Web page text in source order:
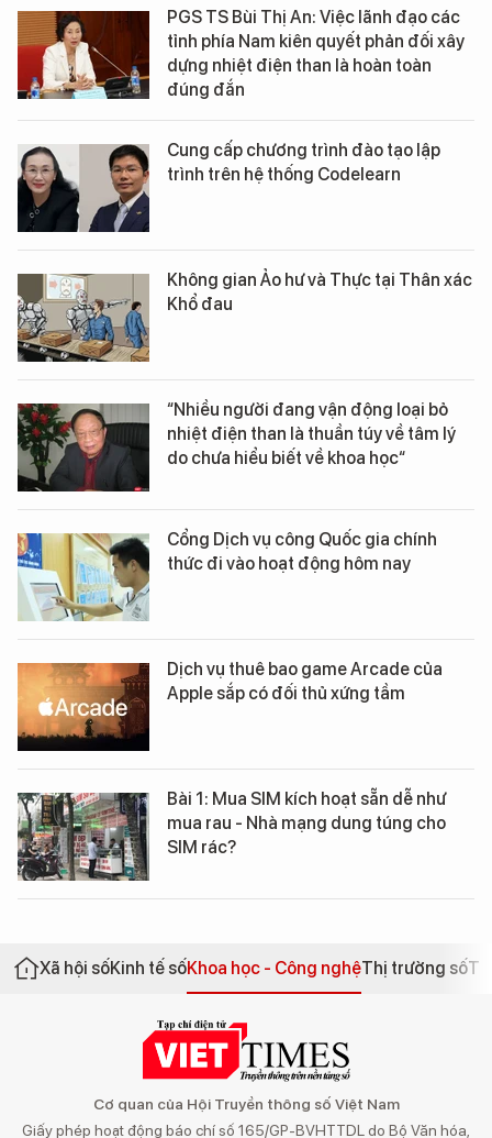
PGS TS Bùi Thị An: Việc lãnh đạo các
tỉnh phía Nam kiên quyết phản đối xây
dựng nhiệt điện than là hoàn toàn
đúng đắn
Cung cấp chương trình đào tạo lập
trình trên hệ thống Codelearn
Không gian Ảo hư và Thực tại Thân xác
Khổ đau
“Nhiều người đang vận động loại bỏ
nhiệt điện than là thuần túy về tâm lý
do chưa hiểu biết về khoa học“
Cổng Dịch vụ công Quốc gia chính
thức đi vào hoạt động hôm nay
Dịch vụ thuê bao game Arcade của
Apple sắp có đối thủ xứng tầm
Bài 1: Mua SIM kích hoạt sẵn dễ như
mua rau - Nhà mạng dung túng cho
SIM rác?
Xã hội sốKinh tế sốKhoa học - Công nghệThị trường số
Cơ quan của Hội Truyền thông số Việt Nam
Giấy phép hoạt động báo chí số 165/GP-BVHTTDL do Bộ Văn hóa,